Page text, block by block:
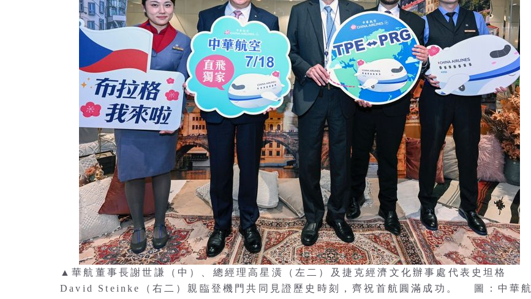
▲華航董事長謝世謙（中）、總經理高星潢（左二）及捷克經濟文化辦事處代表史坦格
David Steinke（右二）親臨登機門共同見證歷史時刻，齊祝首航圓滿成功。 圖：中華航